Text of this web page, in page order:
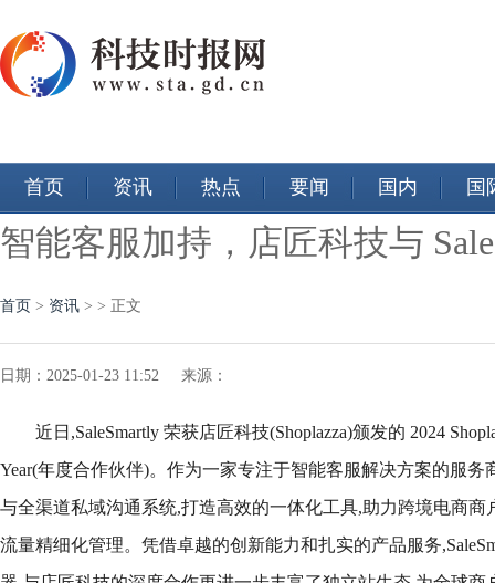
首页 资讯 热点 要闻 国内 国
智能客服加持，店匠科技与
首页 > 资讯 > > 正文
日期：2025-01-23 11:52 来源：
近日,SaleSmartly 荣获店匠科技(Shoplazza)颁发的 2024
Year(年度合作伙伴)。作为一家专注于智能客服解决方案的服务
与全渠道私域沟通系统,打造高效的一体化工具,助力跨境电商商
流量精细化管理。凭借卓越的创新能力和扎实的产品服务